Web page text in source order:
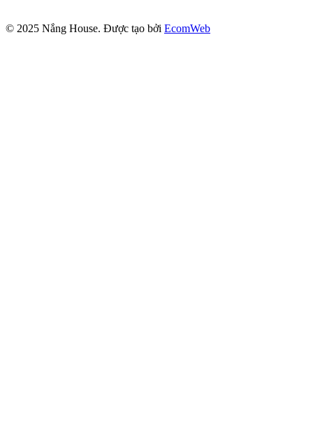
© 2025 Nắng House. Được tạo bởi EcomWeb